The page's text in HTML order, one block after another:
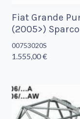
Fiat Grande
(2005>) Sparco
00753020S
1.555,00 €